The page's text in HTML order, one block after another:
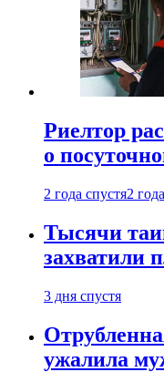
Риелтор
о
2 года спустя2
Тысячи
захватили
3 дня спустя
ужалила